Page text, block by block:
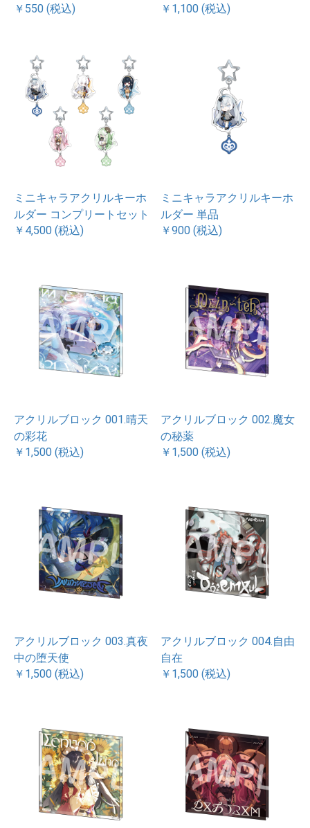
￥550 (税込)
￥1,100 (税込)
ミニキャラアクリルキーホ
ルダー コンプリートセット
￥4,500 (税込)
ミニキャラアクリルキーホ
ルダー 単品
￥900 (税込)
アクリルブロック 001.晴天
の彩花
￥1,500 (税込)
アクリルブロック 002.魔女
の秘薬
￥1,500 (税込)
アクリルブロック 003.真夜
中の堕天使
￥1,500 (税込)
アクリルブロック 004.自由
自在
￥1,500 (税込)